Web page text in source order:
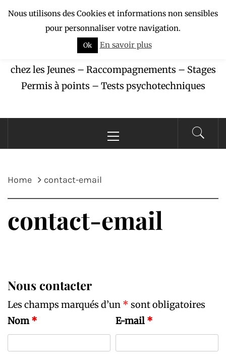
Skip
APAJ-ZÉBU
Association pour la Protection des Accidents
chez les Jeunes – Raccompagnements – Stages
Permis à points – Tests psychotechniques
Menu
Home contact-email
contact-email
Nous contacter
Les champs marqués d’un * sont obligatoires
Nom* E-mail *
Nous utilisons des Cookies et informations non sensibles
pour personnaliser votre navigation.
Ok En savoir plus